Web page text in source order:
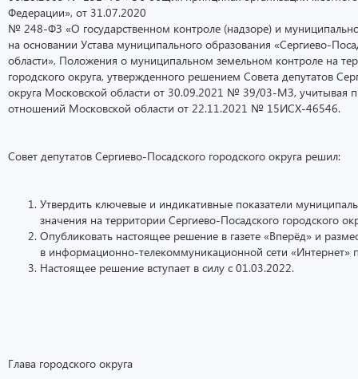
Федерации», от 31.07.2020
№ 248-ФЗ «О государственном контроле (надзоре) и
на основании Устава муниципального образования «Сергиево-
области», Положения о муниципальном земельном контроле на
городского округа, утвержденного решением Совета депутатов
округа Московской области от 30.09.2021 № 39/03-МЗ, учитывая
отношений Московской области от 22.11.2021 № 15ИСХ-46546.
Совет депутатов Сергиево-Посадского городского округа решил:
Утвердить ключевые и индикативные показатели
значения на территории Сергиево-Посадского городского
Опубликовать настоящее решение в газете «Вперёд» и
в информационно-телекоммуникационной сети «Интернет»
Настоящее решение вступает в силу с 01.03.2022.
Глава городского округа